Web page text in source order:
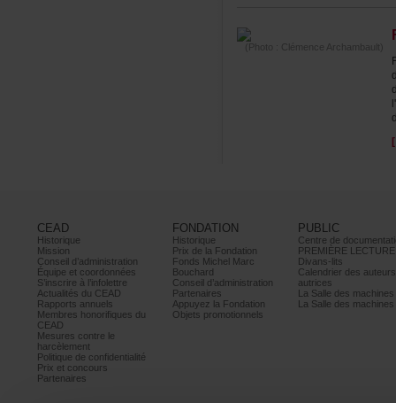
(Photo:ClémenceArchambault)
CEAD
Historique
Mission
Conseild’administration
Équipeetcoordonnées
S’inscrireàl’infolettre
ActualitésduCEAD
Rapportsannuels
Membreshonorifiquesdu
CEAD
Mesurescontrele
harcèlement
Politiquedeconfidentialité
Prixetconcours
Partenaires
FONDATION
Historique
PrixdelaFondation
FondsMichelMarc
Bouchard
Conseild’administration
Partenaires
AppuyezlaFondation
Objetspromotionnels
PUBLIC
PREMIÈRELECTURE
Divans-lits
autrices